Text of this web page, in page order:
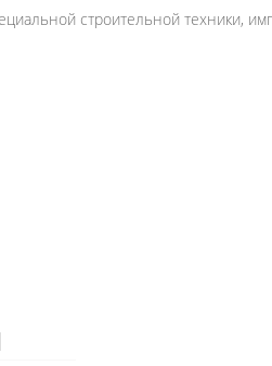
строительной техники,